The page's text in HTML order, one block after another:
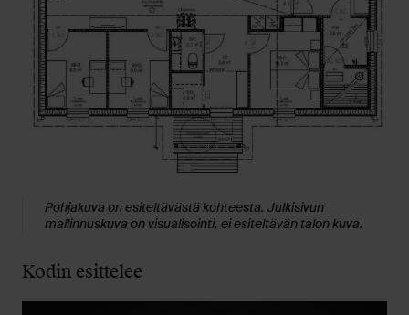
Pohjakuva on esiteltävästä kohteesta. Julkisivun
mallinnuskuva on visualisointi, ei esiteltävän talon kuva.
Kodin esittelee